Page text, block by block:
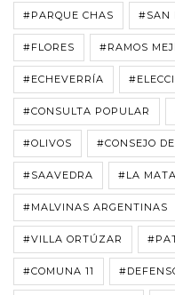
#PARQUE CHAS #SAN
#FLORES #RAMOS
#ECHEVERRÍA
#CONSULTA POPULAR
#OLIVOS #CONSEJO
#SAAVEDRA #LA
#MALVINAS ARGENTINAS
#VILLA ORTÚZAR
#COMUNA 11